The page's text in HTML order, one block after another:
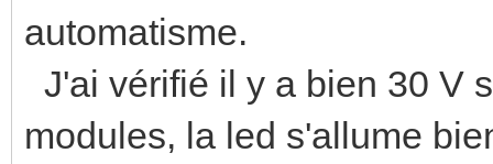
automatisme.
J'ai vérifié il y a bien 30 V
modules, la led s'allume